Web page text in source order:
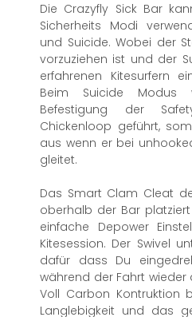
Die Crazyfly Sick Bar
Sicherheits Modi
und Suicide. Wobei der
vorzuziehen ist und der
erfahrenen Kitesurfern
Beim Suicide
Befestigung der
Chickenloop geführt,
aus wenn er bei
gleitet.
Das Smart Clam Cleat
oberhalb der Bar
einfache Depower
Kitesession. Der Swivel
dafür dass Du
während der Fahrt wieder
Voll Carbon Kontruktion
Langlebigkeit und das